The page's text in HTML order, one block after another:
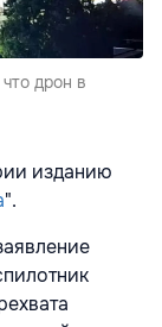
дрон в
изданию
".